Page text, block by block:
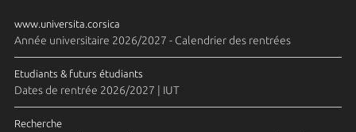
www.universita.corsica
Année universitaire 2026/2027 - Calendrier des rentrées
Etudiants & futurs étudiants
Dates de rentrée 2026/2027 | IUT
Recherche